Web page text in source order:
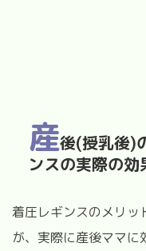
産後(授乳後)
ンスの実際の効
着圧レギンスのメリッ
が、実際に産後ママに